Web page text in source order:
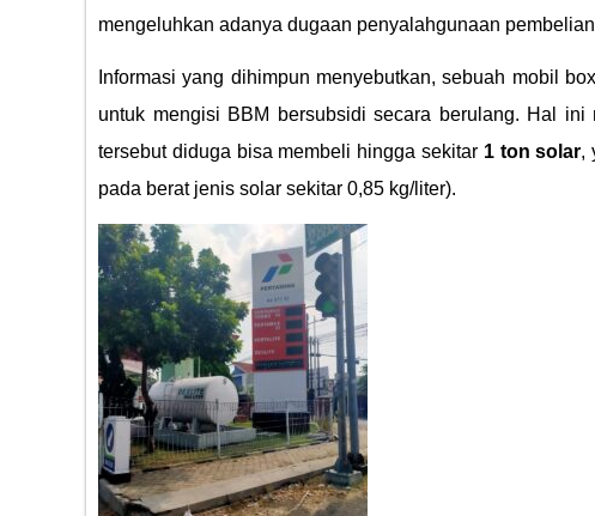
mengeluhkan adanya dugaan penyalahgunaan
Informasi yang dihimpun menyebutkan, sebuah mobil
untuk mengisi BBM bersubsidi secara berulang. Hal
tersebut diduga bisa membeli hingga sekitar 1 ton solar,
pada berat jenis solar sekitar 0,85 kg/liter).